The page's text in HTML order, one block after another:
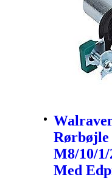
Rørbøjle
M8/10/
Med